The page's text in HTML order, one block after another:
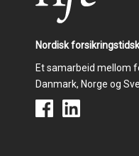
Nordisk
Et samarbeid mellom
Danmark, Norge og